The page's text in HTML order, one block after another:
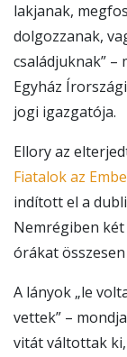
lakjanak,
dolgozzanak,
családjuknak” –
Egyház
jogi igazgatója.
Ellory az
Fiatalok az
indított el a
Nemrégiben
órákat
A lányok „le
vettek” –
vitát váltottak